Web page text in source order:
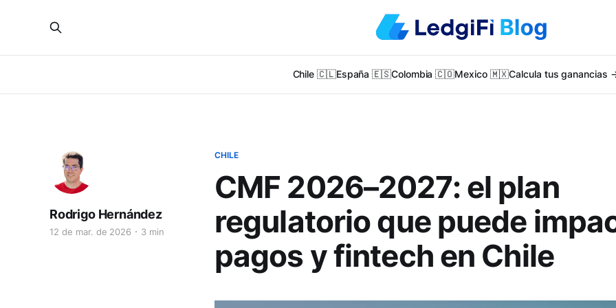
Chile 🇨🇱España 🇪🇸Colombia 🇨🇴Mexico 🇲🇽Calcula tus ganancias
CHILE
CMF 2026–2027: el plan
regulatorio que puede
pagos y fintech en Chile
Rodrigo Hernández
12 de mar. de 2026 3 min